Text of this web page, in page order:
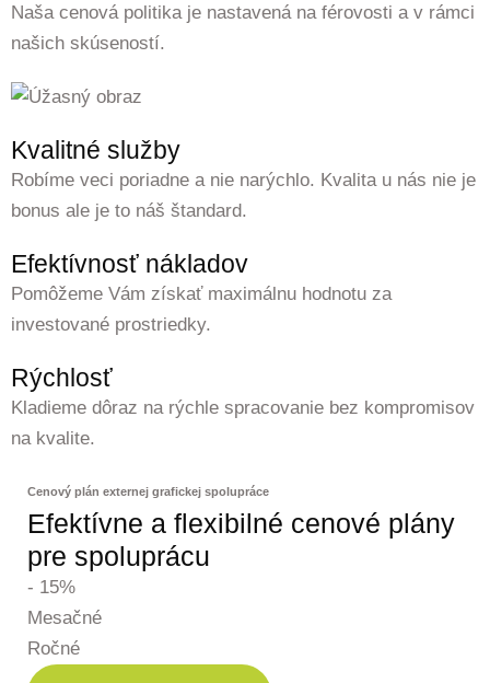
Naša cenová politika je nastavená na férovosti a v rámci
našich skúseností.
Kvalitné služby
Robíme veci poriadne a nie narýchlo. Kvalita u nás nie je
bonus ale je to náš štandard.
Efektívnosť nákladov
Pomôžeme Vám získať maximálnu hodnotu za
investované prostriedky.
Rýchlosť
Kladieme dôraz na rýchle spracovanie bez kompromisov
na kvalite.
Cenový plán externej grafickej spolupráce
Efektívne a flexibilné cenové plány
pre spoluprácu
- 15%
Mesačné
Ročné